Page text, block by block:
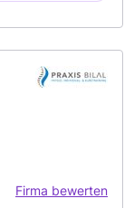
Firma bewerten